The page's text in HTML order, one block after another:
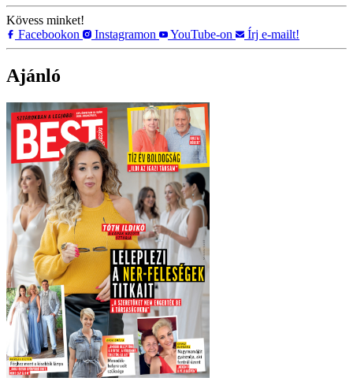
Kövess minket!
Facebookon
Instagramon YouTube-on Írj e-mailt!
Ajánló